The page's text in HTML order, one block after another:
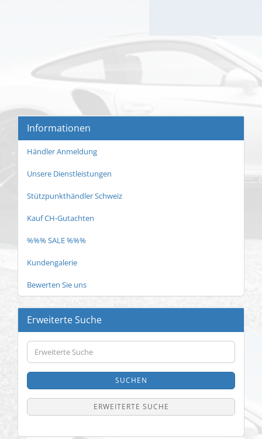
Informationen
Händler Anmeldung
Unsere Dienstleistungen
Stützpunkthändler Schweiz
Kauf CH-Gutachten
%%% SALE %%%
Kundengalerie
Bewerten Sie uns
Erweiterte Suche
Erweiterte
Suche
SUCHEN
ERWEITERTE SUCHE